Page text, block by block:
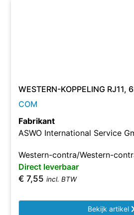
WESTERN-KOPPELING RJ11,
COM
Fabrikant
ASWO International Service
Western-contra/Western-
Direct leverbaar
€ 7,55 incl. BTW
Bekijk artikel